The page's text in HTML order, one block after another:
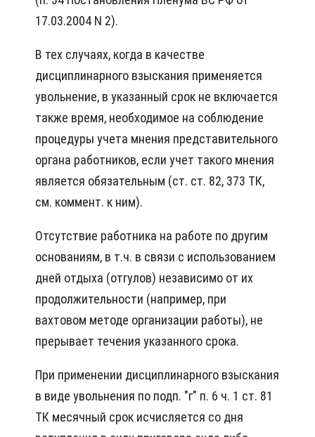
17.03.2004 N 2).
В тех случаях, когда в качестве
дисциплинарного взыскания применяется
увольнение, в указанный срок не включается
также время, необходимое на соблюдение
процедуры учета мнения представительного
органа работников, если учет такого мнения
является обязательным (ст. ст. 82, 373 ТК,
см. коммент. к ним).
Отсутствие работника на работе по другим
основаниям, в т.ч. в связи с использованием
дней отдыха (отгулов) независимо от их
продолжительности (например, при
вахтовом методе организации работы), не
прерывает течения указанного срока.
При применении дисциплинарного взыскания
в виде увольнения по подп. "г" п. 6 ч. 1 ст. 81
ТК месячный срок исчисляется со дня